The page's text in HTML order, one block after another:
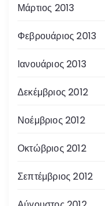
Μάρτιος 2013
Φεβρουάριος 2013
Ιανουάριος 2013
Δεκέμβριος 2012
Νοέμβριος 2012
Οκτώβριος 2012
Σεπτέμβριος 2012